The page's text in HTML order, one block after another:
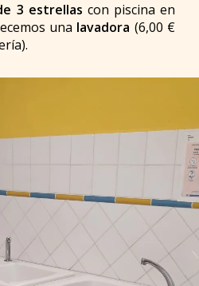
3 estrellas con piscina en
una lavadora (6,00 €